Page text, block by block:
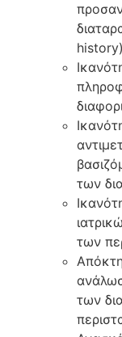
history)
των
των
των